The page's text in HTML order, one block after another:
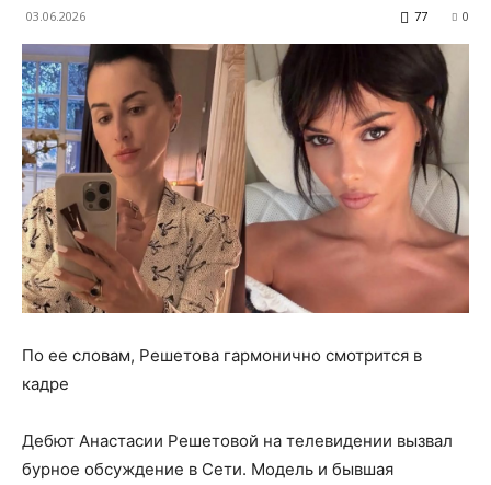
03.06.2026 0
77
По ее словам, Решетова гармонично смотрится в
кадре
Дебют Анастасии Решетовой на телевидении вызвал
бурное обсуждение в Сети. Модель и бывшая